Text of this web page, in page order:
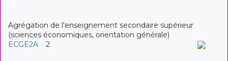
Agrégation de l'enseignement secondaire supérieur
(sciences économiques, orientation générale)
ECGE2A
2